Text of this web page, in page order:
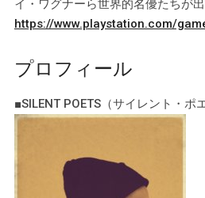
イ・ワグナーら世界的名優たちが出
https://www.playstation.com/
プロフィール
■SILENT POETS（サイレント・ポ